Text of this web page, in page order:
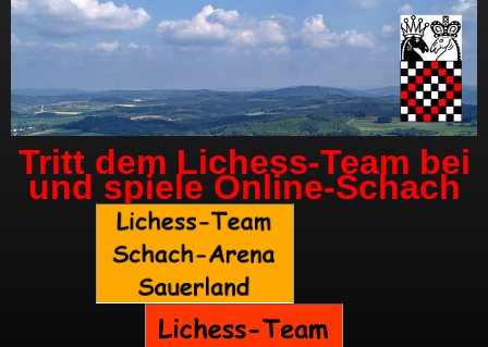
Tritt dem Lichess-Team bei
und spiele Online-Schach